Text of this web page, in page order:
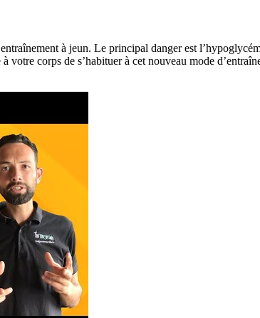
à jeun. Le principal danger est
votre corps de s’habituer à cet nouveau mode